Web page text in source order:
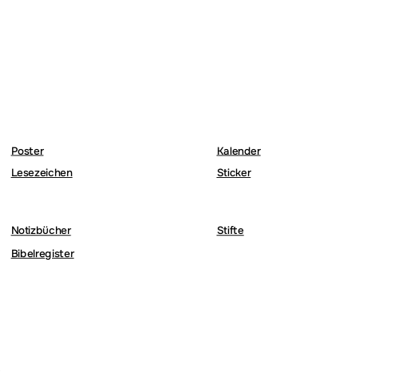
Poster
Kalender
Lesezeichen Sticker
Notizbücher
Stifte
Bibelregister